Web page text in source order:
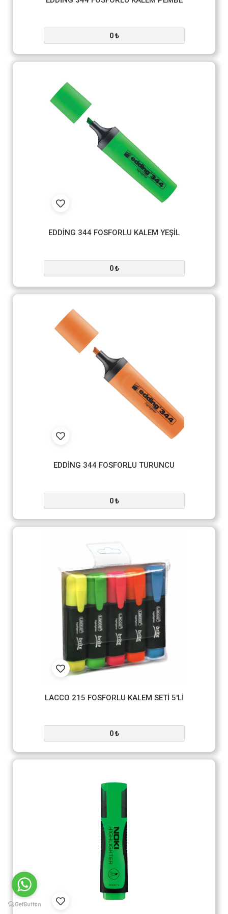
0 ₺
EDDİNG 344 FOSFORLU KALEM YEŞİL
0 ₺
EDDİNG 344 FOSFORLU TURUNCU
0 ₺
LACCO 215 FOSFORLU KALEM SETİ 5'Lİ
0 ₺